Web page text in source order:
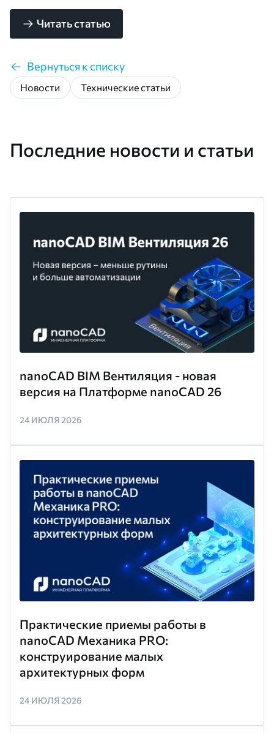
Вернуться к списку
Новости Технические статьи
Читать статью
Последние новости и статьи
nanoCAD BIM Вентиляция - новая
версия на Платформе nanoCAD 26
24 ИЮЛЯ 2026
Практические приемы работы в
nanoCAD Механика PRO:
конструирование малых
архитектурных форм
24 ИЮЛЯ 2026